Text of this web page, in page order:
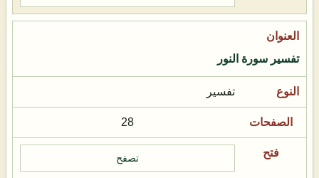
تفسير سورة النور
تفسير
28
تصفح